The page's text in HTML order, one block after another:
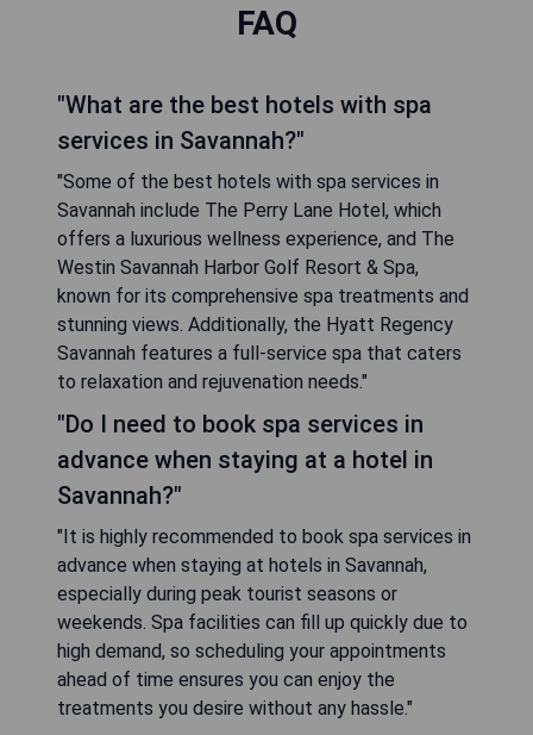
FAQ
"What are the best hotels with spa
services in Savannah?"
"Some of the best hotels with spa services in
Savannah include The Perry Lane Hotel, which
offers a luxurious wellness experience, and The
Westin Savannah Harbor Golf Resort & Spa,
known for its comprehensive spa treatments and
stunning views. Additionally, the Hyatt Regency
Savannah features a full-service spa that caters
to relaxation and rejuvenation needs."
"Do I need to book spa services in
advance when staying at a hotel in
Savannah?"
"It is highly recommended to book spa services in
advance when staying at hotels in Savannah,
especially during peak tourist seasons or
weekends. Spa facilities can fill up quickly due to
high demand, so scheduling your appointments
ahead of time ensures you can enjoy the
treatments you desire without any hassle."